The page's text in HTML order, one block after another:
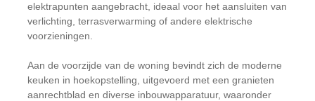
elektrapunten aangebracht, ideaal voor het aansluiten van
verlichting, terrasverwarming of andere elektrische
voorzieningen.
Aan de voorzijde van de woning bevindt zich de moderne
keuken in hoekopstelling, uitgevoerd met een granieten
aanrechtblad en diverse inbouwapparatuur, waaronder